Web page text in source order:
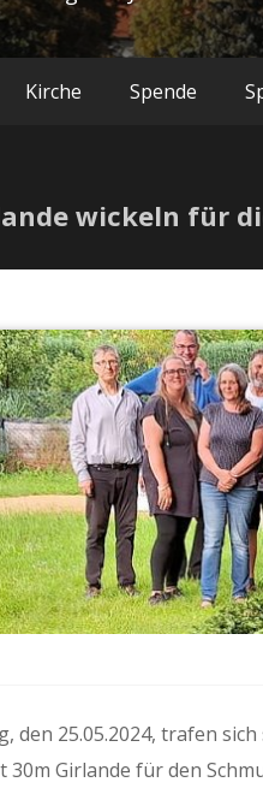
Kirche Spende
wickeln für
den 25.05.2024, trafen
30m Girlande für den